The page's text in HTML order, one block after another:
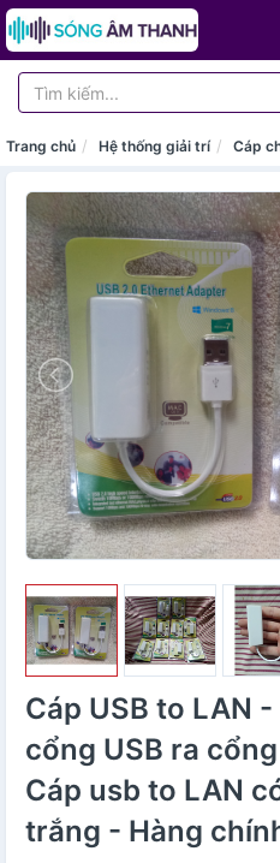
Trang chủ Hệ thống giải trí Cáp
Cáp USB to LAN
cổng USB ra
Cáp usb to LAN
trắng - Hàng